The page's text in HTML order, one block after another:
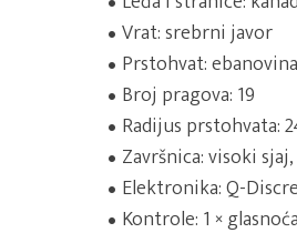
Vrat: srebrni javor
Prstohvat: ebanovina
Broj pragova: 19
Radijus prstohvata:
Završnica: visoki
Elektronika: Q-
Kontrole: 1 ×